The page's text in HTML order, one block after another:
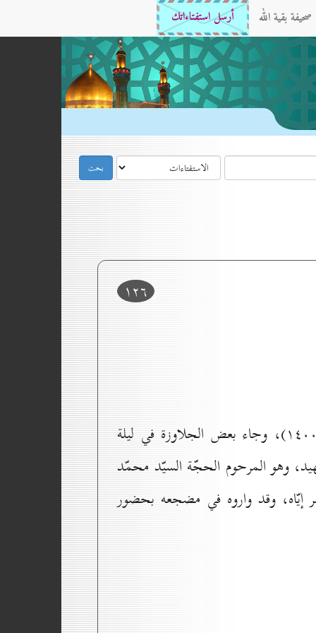
صحيفة بقية الله أرسل استفتاءاتك
۱۲٦
اعتقل (رحمه الله) بعد ظهر يوم السبت في الساعة الثانية والنصف يوم (۱۹ / جمادى الاُولى ۱٤٠٠)، وجاء بعض الجلاوزة في ليلة
أحد أبناء عمّ اُستاذنا الشهيد، وهو المرحوم الحجّة السيّد محمّد
إيّاه، وقد واروه في مضجعه بحضور